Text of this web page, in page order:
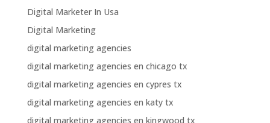
Digital Marketer In Usa
Digital Marketing
digital marketing agencies
digital marketing agencies en chicago tx
digital marketing agencies en cypres tx
digital marketing agencies en katy tx
digital marketing agencies en kingwood tx